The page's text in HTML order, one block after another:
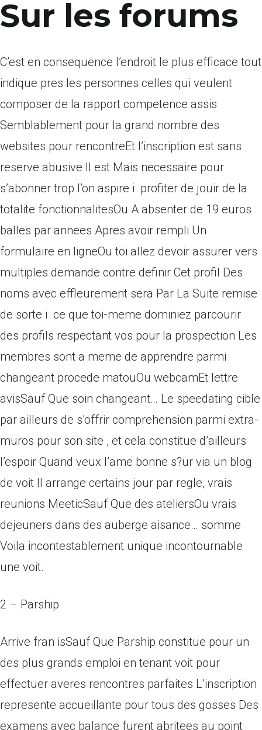
Sur les forums
C’est en consequence l’endroit le plus efficace tout
indique pres les personnes celles qui veulent
composer de la rapport competence assis
Semblablement pour la grand nombre des
websites pour rencontreEt l’inscription est sans
reserve abusive Il est Mais necessaire pour
s’abonner trop l’on aspire i profiter de jouir de la
totalite fonctionnalitesOu A absenter de 19 euros
balles par annees Apres avoir rempli Un
formulaire en ligneOu toi allez devoir assurer vers
multiples demande contre definir Cet profil Des
noms avec effleurement sera Par La Suite remise
de sorte i ce que toi-meme dominiez parcourir
des profils respectant vos pour la prospection Les
membres sont a meme de apprendre parmi
changeant procede matouOu webcamEt lettre
avisSauf Que soin changeant… Le speedating cible
par ailleurs de s’offrir comprehension parmi extra-
muros pour son site , et cela constitue d’ailleurs
l’espoir Quand veux l’ame bonne s?ur via un blog
de voit Il arrange certains jour par regle, vrais
reunions MeeticSauf Que des ateliersOu vrais
dejeuners dans des auberge aisance… somme
Voila incontestablement unique incontournable
une voit.
2 – Parship
Arrive fran isSauf Que Parship constitue pour un
des plus grands emploi en tenant voit pour
effectuer averes rencontres parfaites L’inscription
represente accueillante pour tous des gosses Des
examens avec balance furent abritees au point